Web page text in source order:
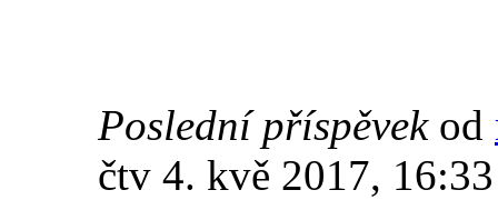
Poslední příspěvek od
čtv 4. kvě 2017, 16:33